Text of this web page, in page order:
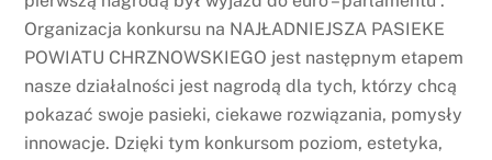
Organizacja konkursu na NAJŁADNIEJSZA PASIEKE
POWIATU CHRZNOWSKIEGO jest następnym etapem
nasze działalności jest nagrodą dla tych, którzy chcą
pokazać swoje pasieki, ciekawe rozwiązania, pomysły
innowacje. Dzięki tym konkursom poziom, estetyka,